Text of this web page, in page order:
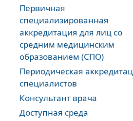
Первичная
специализированная
аккредитация для лиц со
средним медицинским
образованием (СПО)
Периодическая
специалистов
Консультант врача
Доступная среда